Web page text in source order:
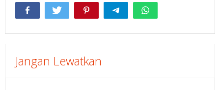
Jangan Lewatkan